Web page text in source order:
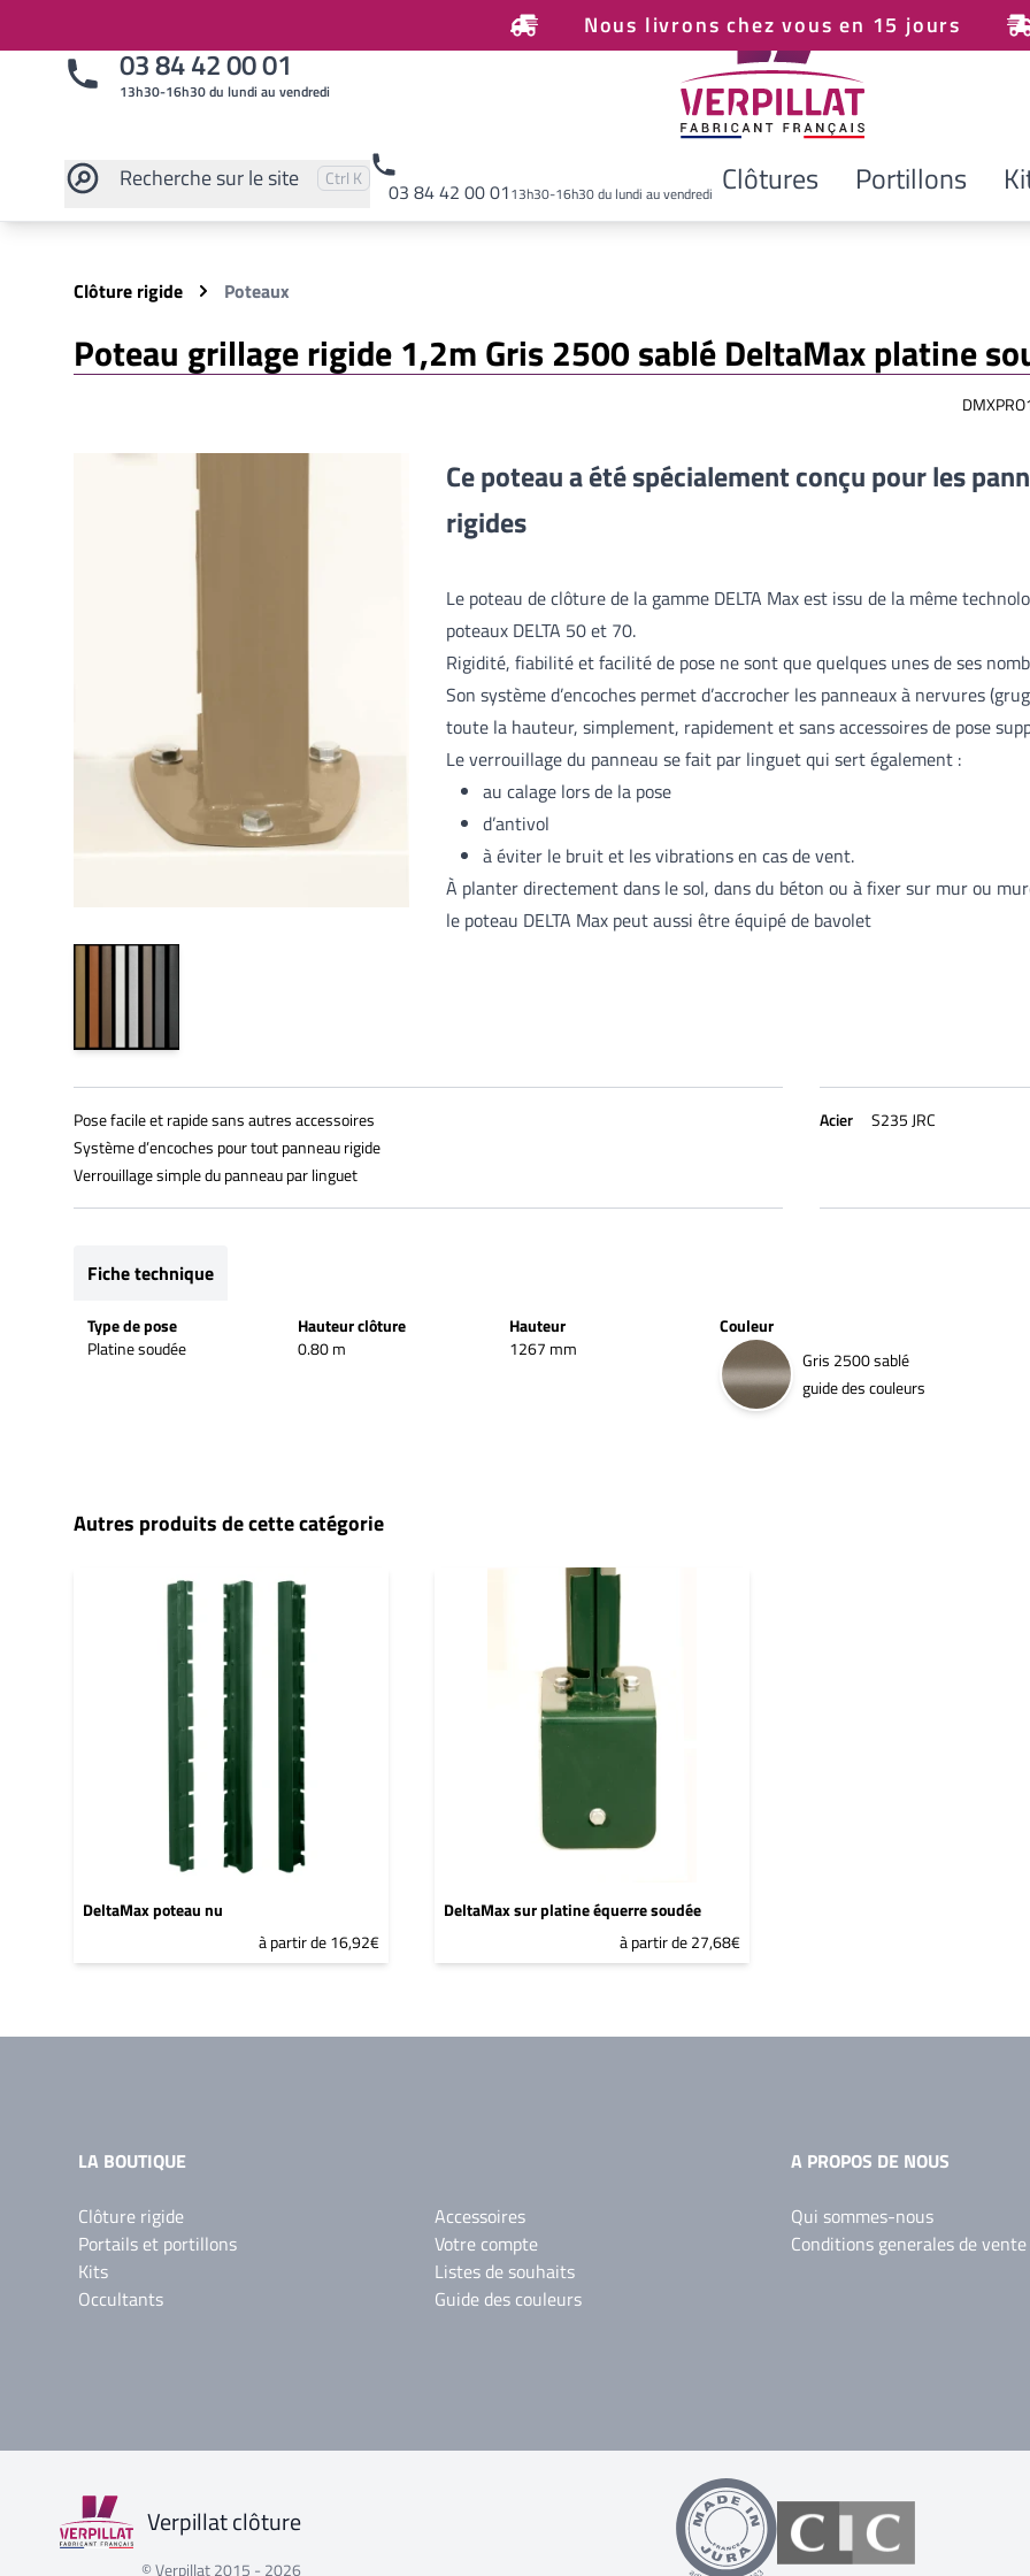
Nous livrons chez vous en 15 jours
03 84 42 00 01
13h30-16h30 du lundi au vendredi
Recherchesur le site Pressez
Ctrl et
K pour rechercher
03 84 42 00 0113h30-16h30 du lundi au vendredi Clôtures Portillons
Rechercher sur le site
Clôture rigide Poteaux
Poteau grillage rigide 1,2m Gris 2500 sablé DeltaMax platine
Ce poteau a été spécialement conçu pour les
rigides
Le poteau de clôture de la gamme DELTA Max est issu de la même
poteaux DELTA 50 et 70.
Rigidité, fiabilité et facilité de pose ne sont que quelques unes de ses
Son système d’encoches permet d’accrocher les panneaux à nervures
toute la hauteur, simplement, rapidement et sans accessoires de pose
Le verrouillage du panneau se fait par linguet qui sert également :
au calage lors de la pose
d’antivol
à éviter le bruit et les vibrations en cas de vent.
À planter directement dans le sol, dans du béton ou à fixer sur mur ou
le poteau DELTA Max peut aussi être équipé de bavolet
Pose facile et rapide sans autres accessoires
Système d’encoches pour tout panneau rigide
Verrouillage simple du panneau par linguet
Acier S235 JRC
Fiche technique
Type de pose
Platine soudée
Hauteur clôture
0.80 m
Hauteur
1267 mm
Couleur
Gris 2500 sablé
guide des couleurs
Autres produits de cette catégorie
DeltaMax poteau nu
à partir de 16,92€
DeltaMax sur platine équerre soudée
à partir de 27,68€
LA BOUTIQUE
Clôture rigide
Portails et portillons
Kits
Occultants
Accessoires
Votre compte
Listes de souhaits
Guide des couleurs
A PROPOS DE NOUS
Qui sommes-nous
Conditions generales de vente
Verpillat clôture
© Verpillat 2015 - 2026